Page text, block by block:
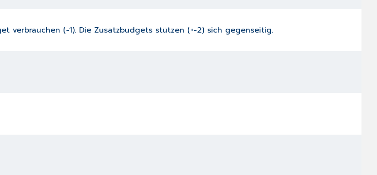
verbrauchen (-1). Die Zusatzbudgets stützen (+-2) sich gegenseitig.